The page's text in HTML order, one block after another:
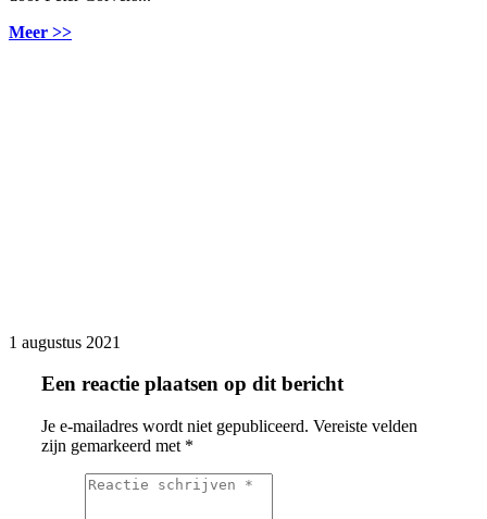
Meer >>
1 augustus 2021
Een reactie plaatsen op dit bericht
Je e-mailadres wordt niet gepubliceerd. Vereiste velden
zijn gemarkeerd met *